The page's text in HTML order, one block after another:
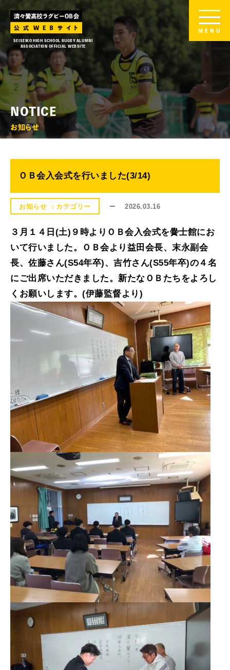
SEISEIKO HIGH SCHOOL RUGBY ALUMNI
ASSOCIATION OFFICIAL WEBSITE
MENU
NOTICE
お知らせ
ＯＢ会入会式を行いました(3/14)
お知らせ 2026.03.16
３月１４日(土)９時よりＯＢ会入会式を黌士館にお
いて行いました。ＯＢ会より益田会長、末永副会
長、佐藤さん(S54年卒)、吉竹さん(S55年卒)の４名
にご出席いただきました。新たなＯＢたちをよろし
くお願いします。(伊藤監督より)